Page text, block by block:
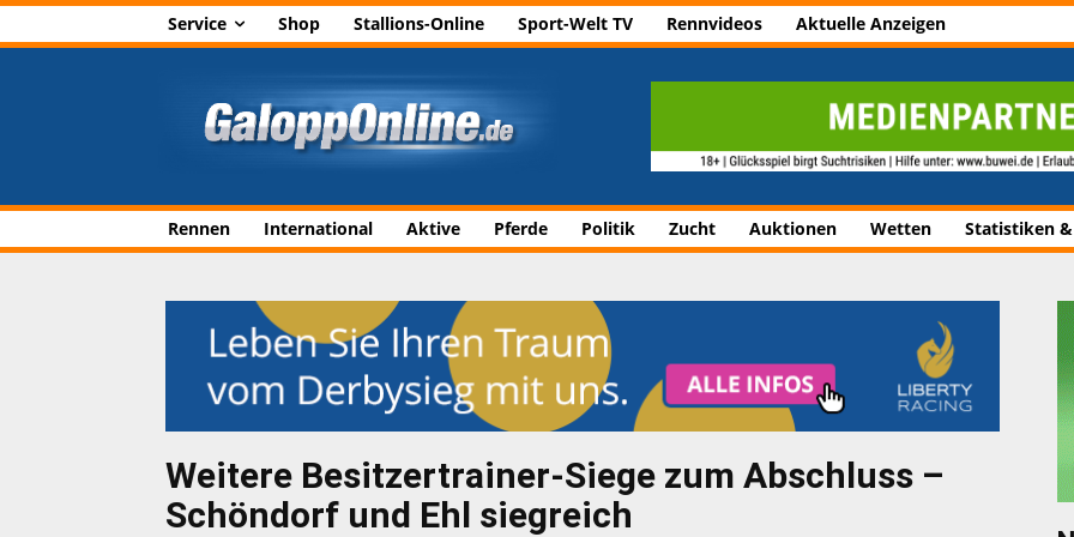
Service Shop Stallions-Online Sport-Welt TV Rennvideos Aktuelle Anzeigen
Rennen International Aktive Pferde Politik Zucht Auktionen Wetten Statistiken
Weitere Besitzertrainer-Siege zum Abschluss –
Schöndorf und Ehl siegreich